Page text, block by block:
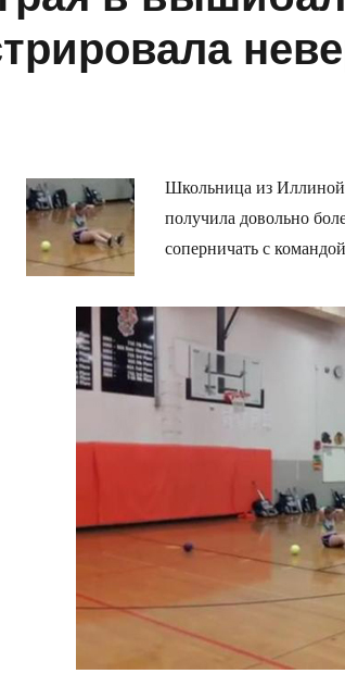
Школьница из
получила довольно
соперничать с